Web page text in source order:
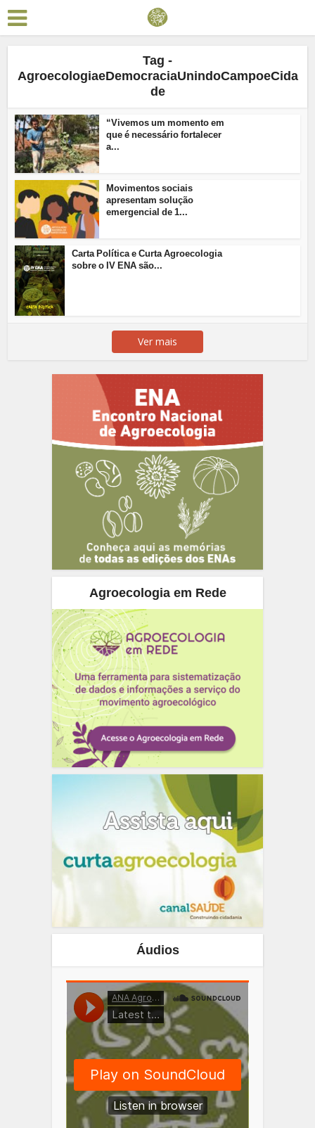
Tag -
AgroecologiaeDemocraciaUnindoCampoeCida
de
“Vivemos um momento em
que é necessário fortalecer
a...
Movimentos sociais
apresentam solução
emergencial de 1...
Carta Política e Curta Agroecologia
sobre o IV ENA são...
Ver mais
Agroecologia em Rede
Áudios